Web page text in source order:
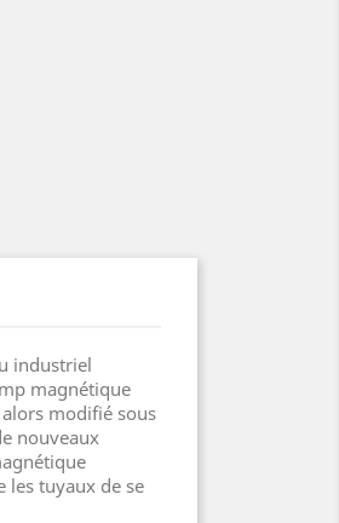
industriel
magnétique
modifié sous
nouveaux
les tuyaux de se